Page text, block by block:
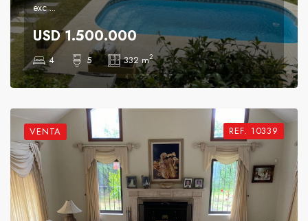
exc ...
USD 1.500.000
4 5 332 m2
VENTA REF. 10339